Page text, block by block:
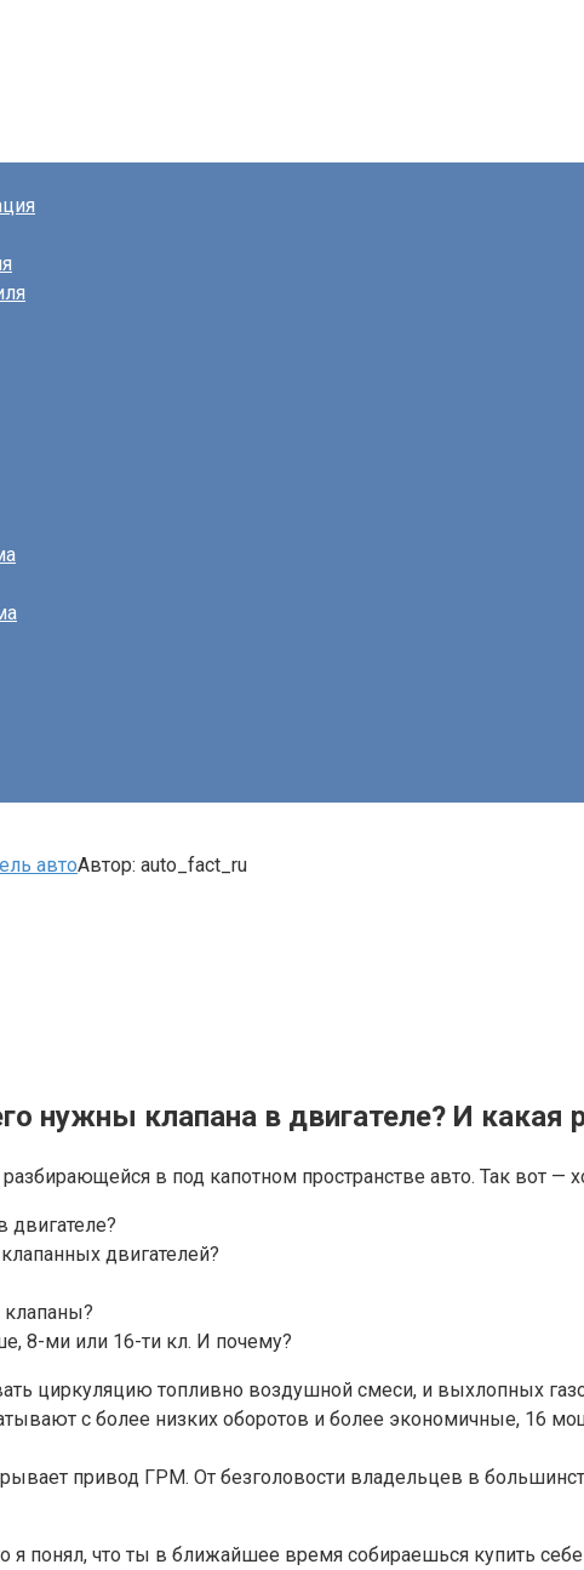
автоАвтор: auto_fact_ru
нужны клапана в двигателе? И какая
в под капотном пространстве авто. Так вот —
двигателе?
двигателей?
клапаны?
8-ми или 16-ти кл. И почему?
циркуляцию топливно воздушной смеси, и выхлопных
с более низких оборотов и более экономичные, 16
привод ГРМ. От безголовости владельцев в
я понял, что ты в ближайшее время собираешься купить